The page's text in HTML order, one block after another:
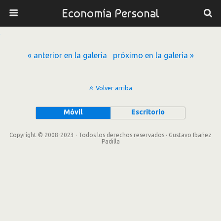
Economía Personal
« anterior en la galería próximo en la galería »
Volver arriba
Móvil Escritorio
Copyright © 2008-2023 · Todos los derechos reservados · Gustavo Ibañez
Padilla